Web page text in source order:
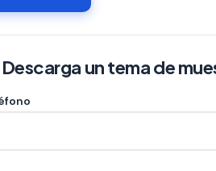
Descarga un tema de